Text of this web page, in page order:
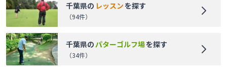
千葉県の レッスンを探す
（94件）
千葉県のパターゴルフ場を探す
（34件）